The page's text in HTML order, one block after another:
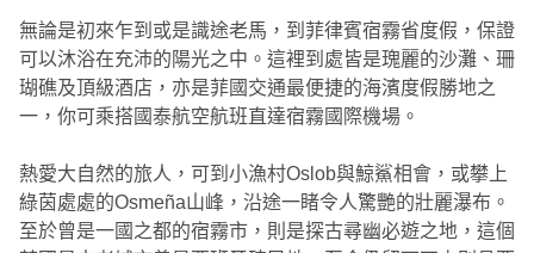
無論是初來乍到或是識途老馬，到菲律賓宿霧省度假，保證
可以沐浴在充沛的陽光之中。這裡到處皆是瑰麗的沙灘、珊
瑚礁及頂級酒店，亦是菲國交通最便捷的海濱度假勝地之
一，你可乘搭國泰航空航班直達宿霧國際機場。
熱愛大自然的旅人，可到小漁村Oslob與鯨鯊相會，或攀上
綠茵處處的Osmeña山峰，沿途一睹令人驚艷的壯麗瀑布。
至於曾是一國之都的宿霧市，則是探古尋幽必遊之地，這個